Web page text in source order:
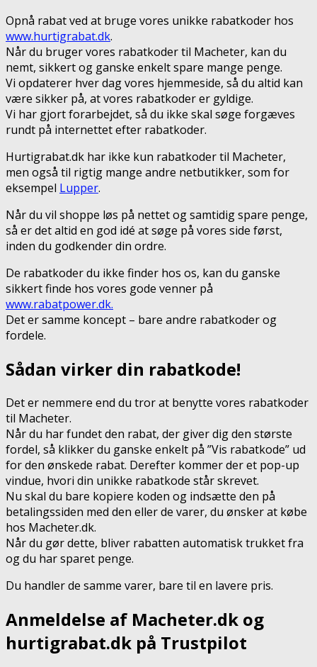
Opnå rabat ved at bruge vores unikke rabatkoder hos
www.hurtigrabat.dk.
Når du bruger vores rabatkoder til Macheter, kan du
nemt, sikkert og ganske enkelt spare mange penge.
Vi opdaterer hver dag vores hjemmeside, så du altid kan
være sikker på, at vores rabatkoder er gyldige.
Vi har gjort forarbejdet, så du ikke skal søge forgæves
rundt på internettet efter rabatkoder.
Hurtigrabat.dk har ikke kun rabatkoder til Macheter,
men også til rigtig mange andre netbutikker, som for
eksempel Lupper.
Når du vil shoppe løs på nettet og samtidig spare penge,
så er det altid en god idé at søge på vores side først,
inden du godkender din ordre.
De rabatkoder du ikke finder hos os, kan du ganske
sikkert finde hos vores gode venner på
www.rabatpower.dk.
Det er samme koncept – bare andre rabatkoder og
fordele.
Sådan virker din rabatkode!
Det er nemmere end du tror at benytte vores rabatkoder
til Macheter.
Når du har fundet den rabat, der giver dig den største
fordel, så klikker du ganske enkelt på ”Vis rabatkode” ud
for den ønskede rabat. Derefter kommer der et pop-up
vindue, hvori din unikke rabatkode står skrevet.
Nu skal du bare kopiere koden og indsætte den på
betalingssiden med den eller de varer, du ønsker at købe
hos Macheter.dk.
Når du gør dette, bliver rabatten automatisk trukket fra
og du har sparet penge.
Du handler de samme varer, bare til en lavere pris.
Anmeldelse af Macheter.dk og
hurtigrabat.dk på Trustpilot